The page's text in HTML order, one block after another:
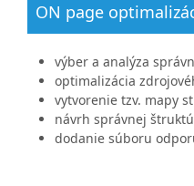
ON page
výber a analýza
optimalizácia
vytvorenie tzv. mapy
návrh správnej
dodanie súboru